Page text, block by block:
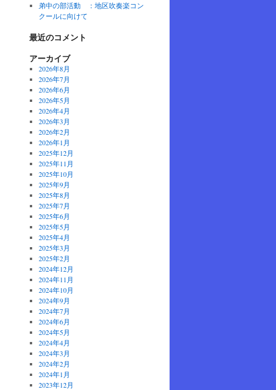
弟中の部活動 ：地区吹奏楽コン
クールに向けて
最近のコメント
アーカイブ
2026年8月
2026年7月
2026年6月
2026年5月
2026年4月
2026年3月
2026年2月
2026年1月
2025年12月
2025年11月
2025年10月
2025年9月
2025年8月
2025年7月
2025年6月
2025年5月
2025年4月
2025年3月
2025年2月
2024年12月
2024年11月
2024年10月
2024年9月
2024年7月
2024年6月
2024年5月
2024年4月
2024年3月
2024年2月
2024年1月
2023年12月